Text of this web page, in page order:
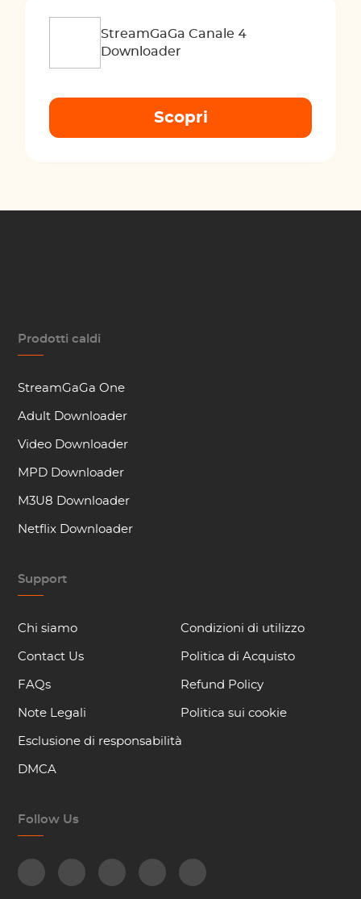
StreamGaGa Canale 4
Downloader
Scopri
Prodotti caldi
StreamGaGa One
Adult Downloader
Video Downloader
MPD Downloader
M3U8 Downloader
Netflix Downloader
Support
Chi siamo
Contact Us
FAQs
Note Legali
Esclusione di responsabilità
DMCA
Condizioni di utilizzo
Politica di Acquisto
Refund Policy
Politica sui cookie
Follow Us